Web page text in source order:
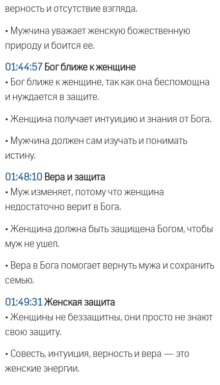
верность и отсутствие взгляда.
• Мужчина уважает женскую божественную
природу и боится ее.
01:44:57 Бог ближе к женщине
• Бог ближе к женщине, так как она беспомощна
и нуждается в защите.
• Женщина получает интуицию и знания от Бога.
• Мужчина должен сам изучать и понимать
истину.
01:48:10 Вера и защита
• Муж изменяет, потому что женщина
недостаточно верит в Бога.
• Женщина должна быть защищена Богом, чтобы
муж не ушел.
• Вера в Бога помогает вернуть мужа и сохранить
семью.
01:49:31 Женская защита
• Женщины не беззащитны, они просто не знают
свою защиту.
• Совесть, интуиция, верность и вера — это
женские энергии.